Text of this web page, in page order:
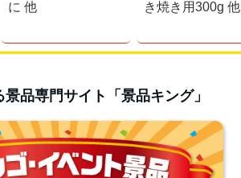
に 他
き焼き用300g 他
景品専門サイト「景品キング」